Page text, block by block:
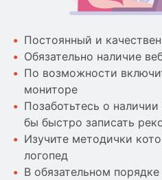
Постоянный и
Обязательно наличие
По возможности
мониторе
Позаботьтесь о
бы быстро записать
Изучите методички
логопед
В обязательном